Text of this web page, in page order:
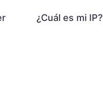
¿Cuál es mi IP?